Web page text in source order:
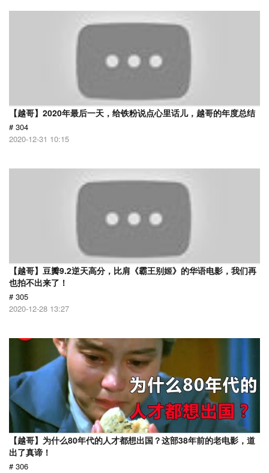
【越哥】2020年最后一天，给铁粉说点心里话儿，越哥的年度总结
# 304
2020-12-31 10:15
【越哥】豆瓣9.2逆天高分，比肩《霸王别姬》的华语电影，我们再
也拍不出来了！
# 305
2020-12-28 13:27
【越哥】为什么80年代的人才都想出国？这部38年前的老电影，道
出了真谛！
# 306